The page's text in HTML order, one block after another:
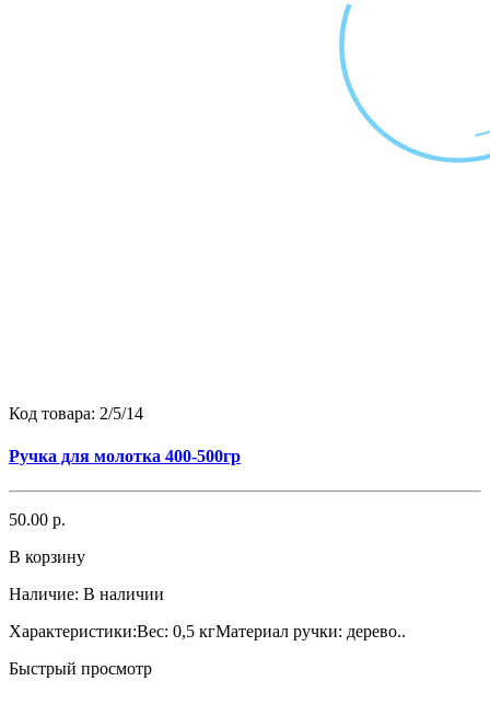
Код товара: 2/5/14
Ручка для молотка 400-500гр
50.00 р.
В корзину
Наличие: В наличии
Характеристики:Вес: 0,5 кгМатериал ручки: дерево..
Быстрый просмотр